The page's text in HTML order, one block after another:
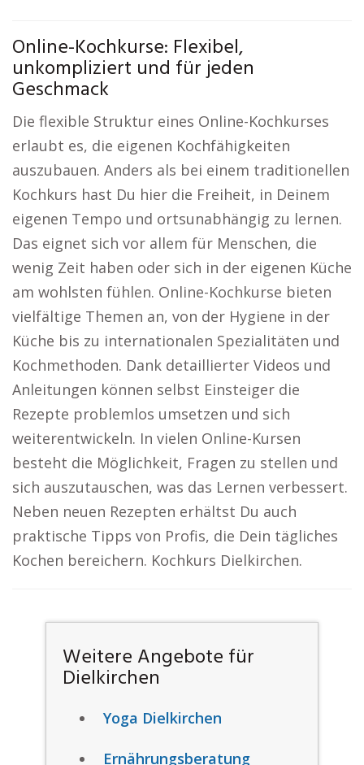
Online-Kochkurse: Flexibel,
unkompliziert und für jeden
Geschmack
Die flexible Struktur eines Online-Kochkurses
erlaubt es, die eigenen Kochfähigkeiten
auszubauen. Anders als bei einem traditionellen
Kochkurs hast Du hier die Freiheit, in Deinem
eigenen Tempo und ortsunabhängig zu lernen.
Das eignet sich vor allem für Menschen, die
wenig Zeit haben oder sich in der eigenen Küche
am wohlsten fühlen. Online-Kochkurse bieten
vielfältige Themen an, von der Hygiene in der
Küche bis zu internationalen Spezialitäten und
Kochmethoden. Dank detaillierter Videos und
Anleitungen können selbst Einsteiger die
Rezepte problemlos umsetzen und sich
weiterentwickeln. In vielen Online-Kursen
besteht die Möglichkeit, Fragen zu stellen und
sich auszutauschen, was das Lernen verbessert.
Neben neuen Rezepten erhältst Du auch
praktische Tipps von Profis, die Dein tägliches
Kochen bereichern. Kochkurs Dielkirchen.
Weitere Angebote für
Dielkirchen
Yoga Dielkirchen
Ernährungsberatung